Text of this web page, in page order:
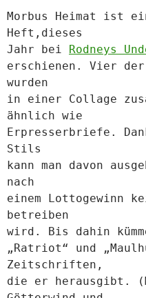
Morbus Heimat ist
Heft,dieses
Jahr bei
Rodneys
erschienen. Vier der
wurden
in einer Collage
ähnlich wie
Erpresserbriefe.
Stils
kann man davon
nach
einem Lottogewinn
betreiben
wird. Bis dahin
„Ratriot“ und
Zeitschriften,
die er herausgibt.